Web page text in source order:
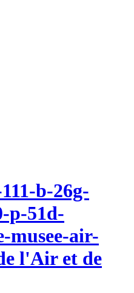
b-26g-
p-51d-
musee-air-
l'Air et de